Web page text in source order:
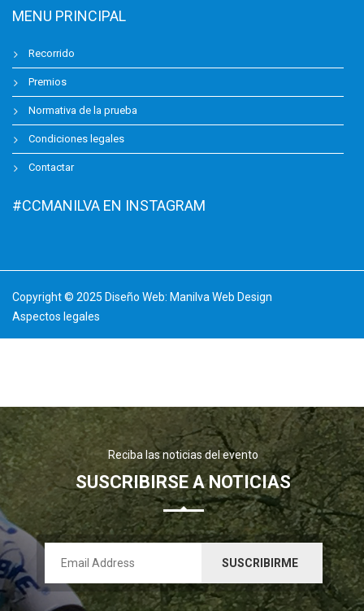
MENU PRINCIPAL
Recorrido
Premios
Normativa de la prueba
Condiciones legales
Contactar
#CCMANILVA EN INSTAGRAM
Copyright © 2025 Diseño Web: Manilva Web Design
Aspectos legales
Reciba las noticias del evento
SUSCRIBIRSE A NOTICIAS